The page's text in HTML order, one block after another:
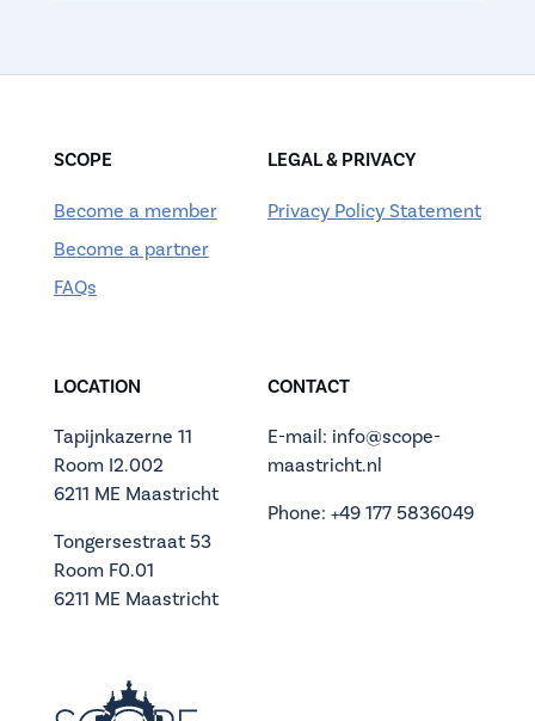
SCOPE
Become a member
Become a partner
FAQs
LEGAL & PRIVACY
Privacy Policy Statement
LOCATION
Tapijnkazerne 11
Room I2.002
6211 ME Maastricht
Tongersestraat 53
Room F0.01
6211 ME Maastricht
CONTACT
E-mail: info@scope-
maastricht.nl
Phone: +49 177 5836049